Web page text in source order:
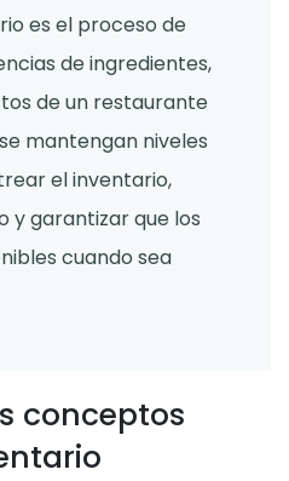
es el proceso de
de ingredientes,
de un restaurante
mantengan niveles
el inventario,
y garantizar que los
cuando sea
conceptos